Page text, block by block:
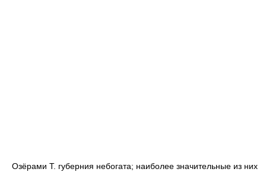
Озёрами Т. губерния небогата; наиболее значительные из них